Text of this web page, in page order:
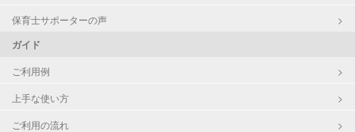
保育士サポーターの声
ガイド
ご利用例
上手な使い方
ご利用の流れ